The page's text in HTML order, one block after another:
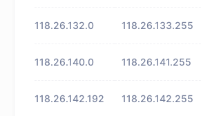
118.26.132.0 118.26.133.255
118.26.140.0 118.26.141.255
118.26.142.192 118.26.142.255